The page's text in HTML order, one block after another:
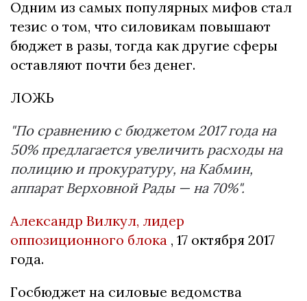
Одним из самых популярных мифов стал
тезис о том, что силовикам повышают
бюджет в разы, тогда как другие сферы
оставляют почти без денег.
ЛОЖЬ
"По сравнению с бюджетом 2017 года на
50% предлагается увеличить расходы на
полицию и прокуратуру, на Кабмин,
аппарат Верховной Рады — на 70%".
Александр Вилкул, лидер
оппозиционного блока , 17 октября 2017
года.
Госбюджет на силовые ведомства